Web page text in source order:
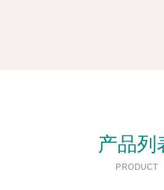
产品列
PRODUCT